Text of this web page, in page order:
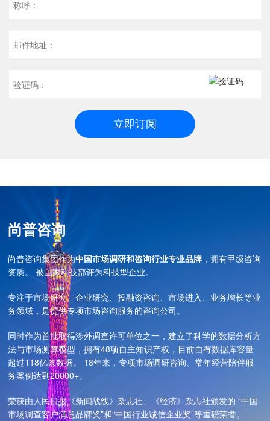
称呼：
邮件地址：
验证码：
立即订阅
尚普咨询
尚普咨询集团作为中国市场调研和咨询行业专业品牌 ，拥有甲级咨询
资质。 被国家科技部评为科技型企业。
专注于市场研究、企业研究、投融资咨询、市场进入、业务增长等业
务领域，是提供专项市场咨询服务的咨询公司。
同时作为首批取得涉外调查许可单位之一，建立了科学的数据分析方
法与市场测算模型，拥有48项自主知识产权，目前自有数据库容量
超过118亿条数据。 18年来，专项市场调研咨询、常年经营陪伴服
务案例达到20000+。
荣获由人民日报《新闻战线》杂志社、《经济》杂志社颁发的 “中国
市场调查客户满意品牌奖”和“中国行业诚信企业奖”等重磅荣誉。